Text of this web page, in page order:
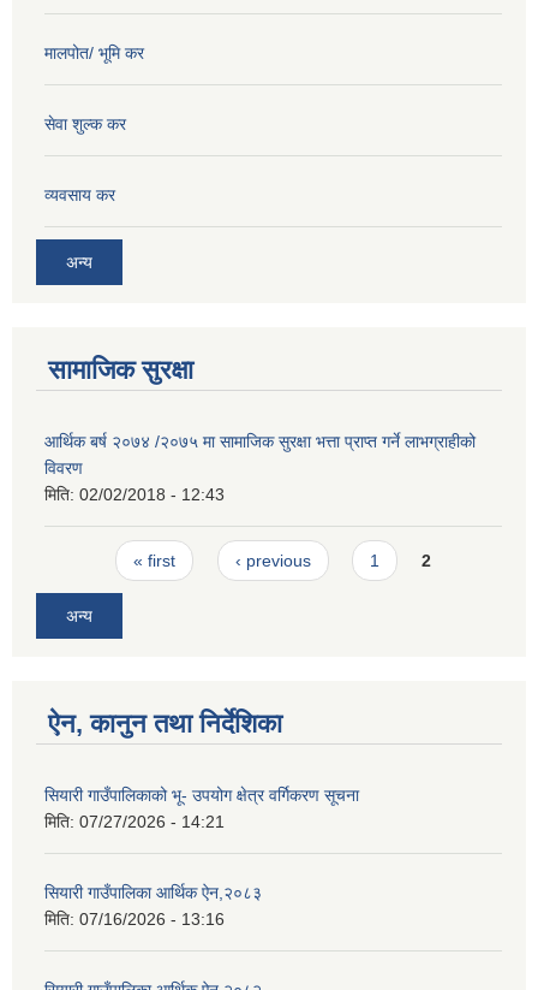
मालपोत/ भूमि कर
सेवा शुल्क कर
व्यवसाय कर
अन्य
सामाजिक सुरक्षा
आर्थिक बर्ष २०७४ /२०७५ मा सामाजिक सुरक्षा भत्ता प्राप्त गर्ने लाभग्राहीको
विवरण
मिति: 02/02/2018 - 12:43
Pages« first ‹ previous 1 2
अन्य
ऐन, कानुन तथा निर्देशिका
सियारी गाउँपालिकाको भू- उपयोग क्षेत्र वर्गिकरण सूचना
मिति: 07/27/2026 - 14:21
सियारी गाउँपालिका आर्थिक ऐन,२०८३
मिति: 07/16/2026 - 13:16